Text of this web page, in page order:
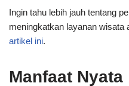
Ingin tahu lebih jauh tentang
meningkatkan layanan wisata
artikel ini.
Manfaat